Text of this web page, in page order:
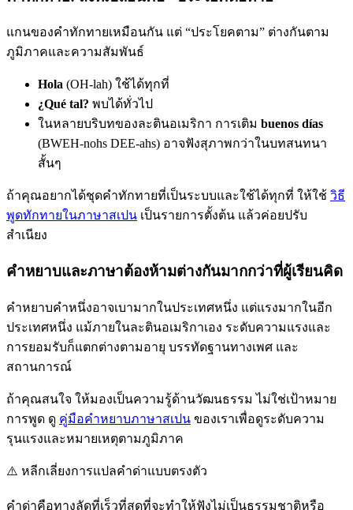
แกนของคำทักทายเหมือนกัน แต่ “ประโยคตาม” ต่างกันตาม
ภูมิภาคและความสัมพันธ์
Hola (OH-lah) ใช้ได้ทุกที่
¿Qué tal? พบได้ทั่วไป
ในหลายบริบทของละตินอเมริกา การเติม buenos días
(BWEH-nohs DEE-ahs) อาจฟังสุภาพกว่าในบทสนทนา
สั้นๆ
ถ้าคุณอยากได้ชุดคำทักทายที่เป็นระบบและใช้ได้ทุกที่ ให้ใช้ วิธี
พูดทักทายในภาษาสเปน เป็นรายการตั้งต้น แล้วค่อยปรับ
สำเนียง
คำหยาบและภาษาต้องห้ามต่างกันมากกว่าที่ผู้เรียนคิด
คำหยาบคำหนึ่งอาจเบามากในประเทศหนึ่ง แต่แรงมากในอีก
ประเทศหนึ่ง แม้ภายในละตินอเมริกาเอง ระดับความแรงและ
การยอมรับก็แตกต่างตามอายุ บรรทัดฐานทางเพศ และ
สถานการณ์
ถ้าคุณสนใจ ให้มองเป็นความรู้ด้านวัฒนธรรม ไม่ใช่เป้าหมาย
การพูด ดู คู่มือคำหยาบภาษาสเปน ของเราเพื่อดูระดับความ
รุนแรงและหมายเหตุตามภูมิภาค
⚠️ หลีกเลี่ยงการแปลคำด่าแบบตรงตัว
คำด่าคือทางลัดที่เร็วที่สุดที่จะทำให้ฟังไม่เป็นธรรมชาติหรือ